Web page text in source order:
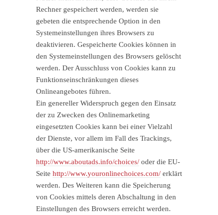
Rechner gespeichert werden, werden sie
gebeten die entsprechende Option in den
Systemeinstellungen ihres Browsers zu
deaktivieren. Gespeicherte Cookies können in
den Systemeinstellungen des Browsers gelöscht
werden. Der Ausschluss von Cookies kann zu
Funktionseinschränkungen dieses
Onlineangebotes führen.
Ein genereller Widerspruch gegen den Einsatz
der zu Zwecken des Onlinemarketing
eingesetzten Cookies kann bei einer Vielzahl
der Dienste, vor allem im Fall des Trackings,
über die US-amerikanische Seite
http://www.aboutads.info/choices/ oder die EU-
Seite http://www.youronlinechoices.com/ erklärt
werden. Des Weiteren kann die Speicherung
von Cookies mittels deren Abschaltung in den
Einstellungen des Browsers erreicht werden.